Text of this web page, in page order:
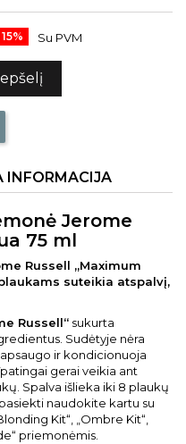
Su PVM
INFORMACIJA
Jerome
75 ml
Russell „Maximum
suteikia atspalvį,
Russell“ sukurta
Sudėtyje nėra
ir kondicionuoja
gerai veikia ant
Spalva išlieka iki 8 plaukų
naudokite kartu su
Kit“, „Ombre Kit“,
priemonėmis.